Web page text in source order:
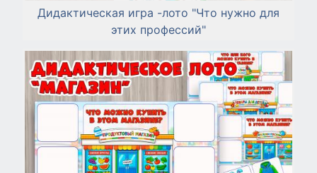
Дидактическая игра -лото "Что нужно для
этих профессий"